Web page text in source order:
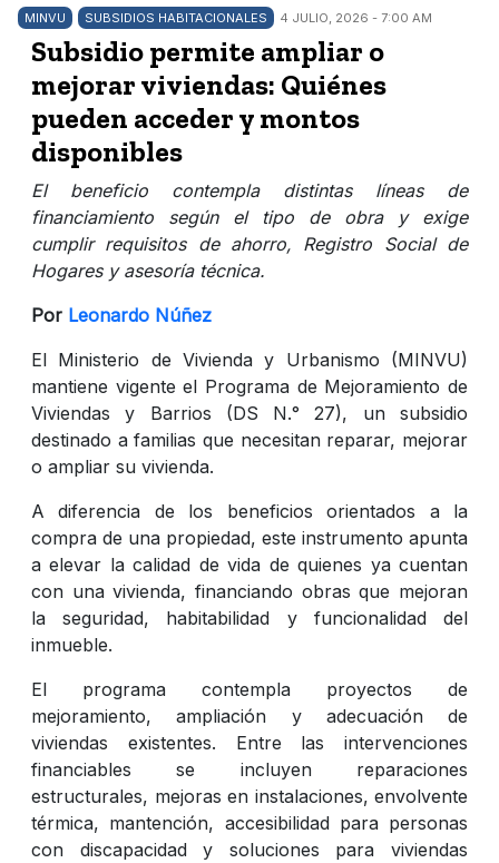
MINVU
SUBSIDIOS HABITACIONALES 4 JULIO, 2026 - 7:00 AM
Subsidio permite ampliar o
mejorar viviendas: Quiénes
pueden acceder y montos
disponibles
El beneficio contempla distintas líneas de
financiamiento según el tipo de obra y exige
cumplir requisitos de ahorro, Registro Social de
Hogares y asesoría técnica.
Por Leonardo Núñez
El Ministerio de Vivienda y Urbanismo (MINVU)
mantiene vigente el Programa de Mejoramiento de
Viviendas y Barrios (DS N.° 27), un subsidio
destinado a familias que necesitan reparar, mejorar
o ampliar su vivienda.
A diferencia de los beneficios orientados a la
compra de una propiedad, este instrumento apunta
a elevar la calidad de vida de quienes ya cuentan
con una vivienda, financiando obras que mejoran
la seguridad, habitabilidad y funcionalidad del
inmueble.
El programa contempla proyectos de
mejoramiento, ampliación y adecuación de
viviendas existentes. Entre las intervenciones
financiables se incluyen reparaciones
estructurales, mejoras en instalaciones, envolvente
térmica, mantención, accesibilidad para personas
con discapacidad y soluciones para viviendas